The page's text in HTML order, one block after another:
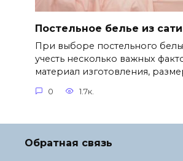
Постельное белье из
При выборе постельного
учесть несколько важных
материал изготовления,
0 1.7к.
Обратная связь